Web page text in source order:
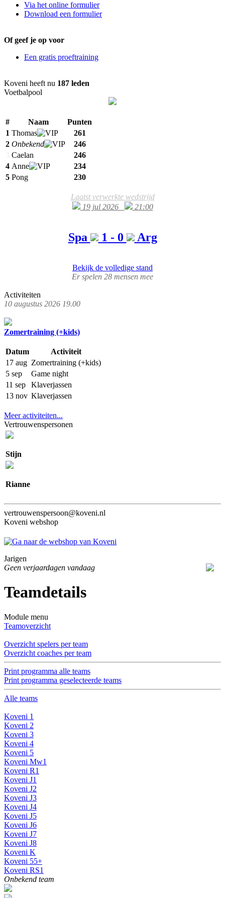
Via het online formulier
Download een formulier
Of geef je op voor
Een gratis proeftraining
Koveni heeft nu 187 leden
Voetbalpool
# Naam
Punten
1 Thomas
261
2 Onbekend
246
Caelan
246
4 Anne
234
5 Pong 230
Laatst verwerkte wedstrijd
19 jul 2026
21:00
Spa 1 - 0 Arg
Bekijk de volledige stand
Er spelen 28 mensen mee
Activiteiten
10 augustus 2026 19.00
Zomertraining (+kids)
Datum
Activiteit
17 aug Zomertraining (+kids)
5 sep
Game night
11 sep
Klaverjassen
13 nov Klaverjassen
Meer activiteiten...
Vertrouwenspersonen
Stijn
Rianne
vertrouwenspersoon@koveni.nl
Koveni webshop
Jarigen
Geen verjaardagen vandaag
Teamdetails
Module menu
Teamoverzicht
Overzicht spelers per team
Overzicht coaches per team
Print programma alle teams
Print programma geselecteerde teams
Alle teams
Koveni 1
Koveni 2
Koveni 3
Koveni 4
Koveni 5
Koveni Mw1
Koveni R1
Koveni J1
Koveni J2
Koveni J3
Koveni J4
Koveni J5
Koveni J6
Koveni J7
Koveni J8
Koveni K
Koveni 55+
Koveni RS1
Onbekend team